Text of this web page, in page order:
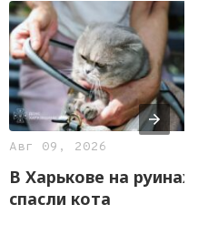
Авг 09, 2026
В Харькове на руинах
спасли кота